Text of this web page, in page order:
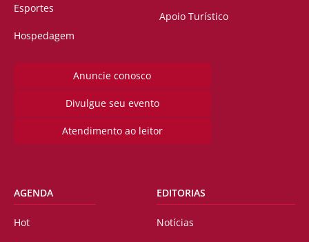
Esportes
Hospedagem
Apoio Turístico
Anuncie conosco
Divulgue seu evento
Atendimento ao leitor
AGENDA
Hot
EDITORIAS
Notícias